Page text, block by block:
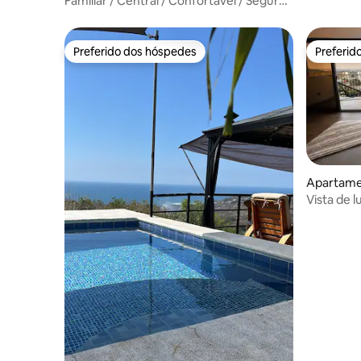
Preferido dos hóspedes
Preferido dos hóspedes
Vista de